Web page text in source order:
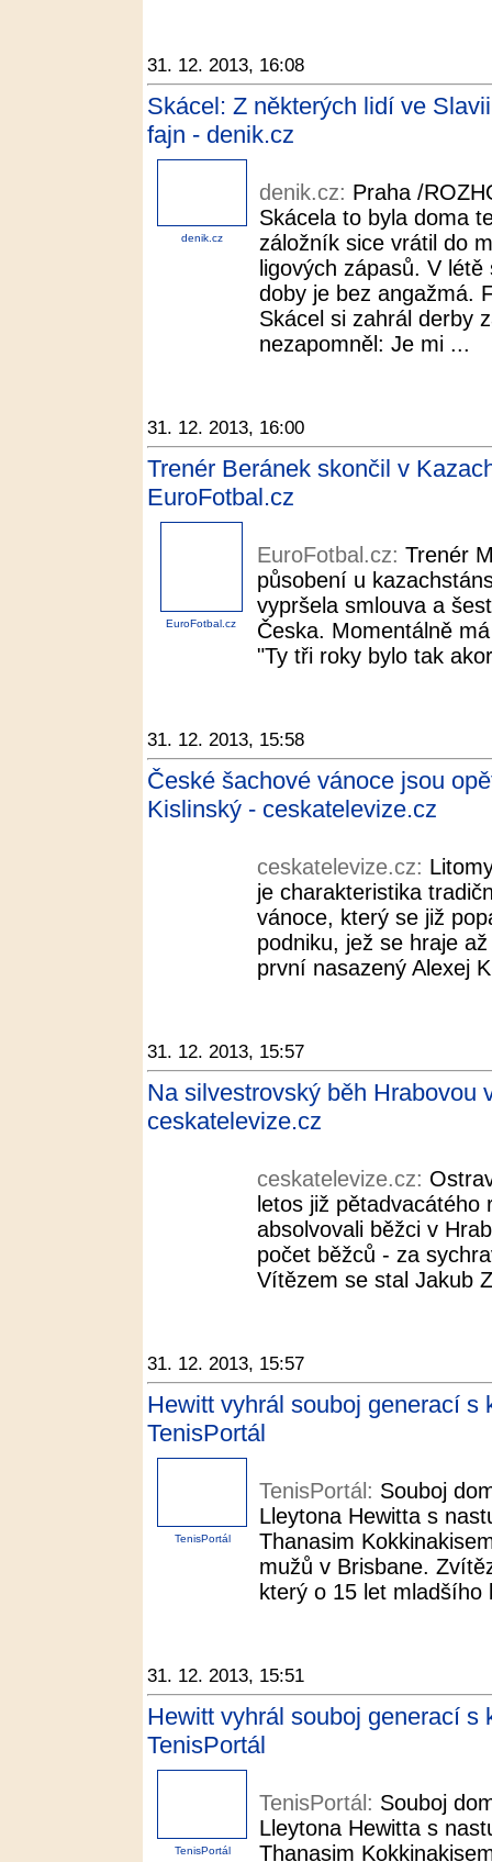
31. 12. 2013, 16:08
Skácel: Z některých lidí ve
fajn - denik.cz
denik.cz
denik.cz: Praha /
Skácela to byla doma
záložník sice vrátil do
ligových zápasů. V
doby je bez angažmá.
Skácel si zahrál derby
nezapomněl: Je mi ...
31. 12. 2013, 16:00
Trenér Beránek skončil v
EuroFotbal.cz
EuroFotbal.cz
EuroFotbal.cz: Trenér
působení u
vypršela smlouva a
Česka. Momentálně
"Ty tři roky bylo tak
31. 12. 2013, 15:58
České šachové vánoce jsou
Kislinský - ceskatelevize.cz
ceskatelevize.cz:
je charakteristika
vánoce, který se již
podniku, jež se hraje
první nasazený Alexej
31. 12. 2013, 15:57
Na silvestrovský běh Hrabovou
ceskatelevize.cz
ceskatelevize.cz:
letos již
absolvovali běžci v
počet běžců - za
Vítězem se stal Jakub
31. 12. 2013, 15:57
Hewitt vyhrál souboj generací s
TenisPortál
TenisPortál
TenisPortál: Souboj
Lleytona Hewitta s
Thanasim
mužů v Brisbane.
který o 15 let
31. 12. 2013, 15:51
Hewitt vyhrál souboj generací s
TenisPortál
TenisPortál
TenisPortál: Souboj
Lleytona Hewitta s
Thanasim